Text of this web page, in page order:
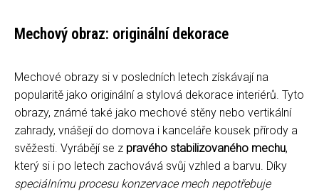
Mechový obraz: originální dekorace
Mechové obrazy si v posledních letech získávají na
popularitě jako originální a stylová dekorace interiérů. Tyto
obrazy, známé také jako mechové stěny nebo vertikální
zahrady, vnášejí do domova i kanceláře kousek přírody a
svěžesti. Vyrábějí se z pravého stabilizovaného mechu,
který si i po letech zachovává svůj vzhled a barvu. Díky
speciálnímu procesu konzervace mech nepotřebuje